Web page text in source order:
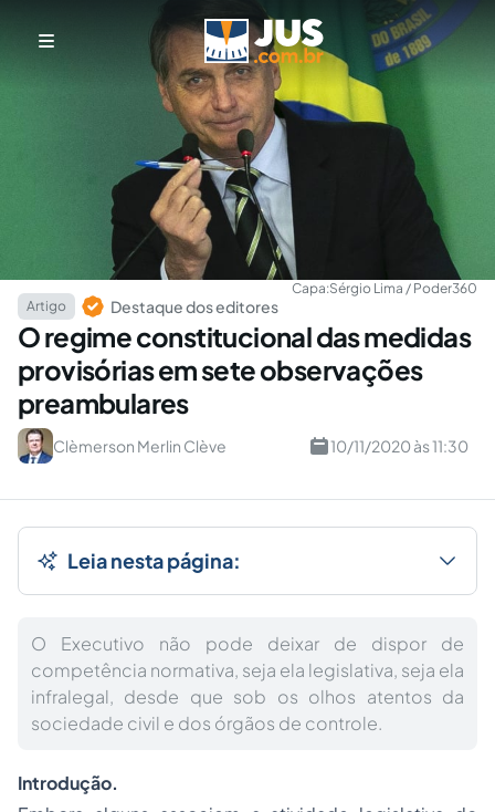
Capa:Sérgio Lima / Poder360
Artigo
Destaque dos editores
O regime constitucional das medidas
provisórias em sete observações
preambulares
Clèmerson Merlin Clève 10/11/2020 às 11:30
Leia nesta página:
O Executivo não pode deixar de dispor de
competência normativa, seja ela legislativa, seja ela
infralegal, desde que sob os olhos atentos da
sociedade civil e dos órgãos de controle.
Introdução.